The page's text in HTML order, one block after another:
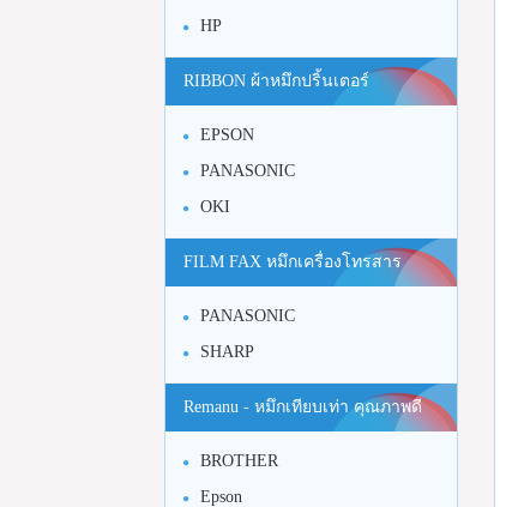
HP
RIBBON ผ้าหมึกปริ้นเตอร์
EPSON
PANASONIC
OKI
FILM FAX หมึกเครื่องโทรสาร
PANASONIC
SHARP
Remanu - หมึกเทียบเท่า คุณภาพดี
BROTHER
Epson